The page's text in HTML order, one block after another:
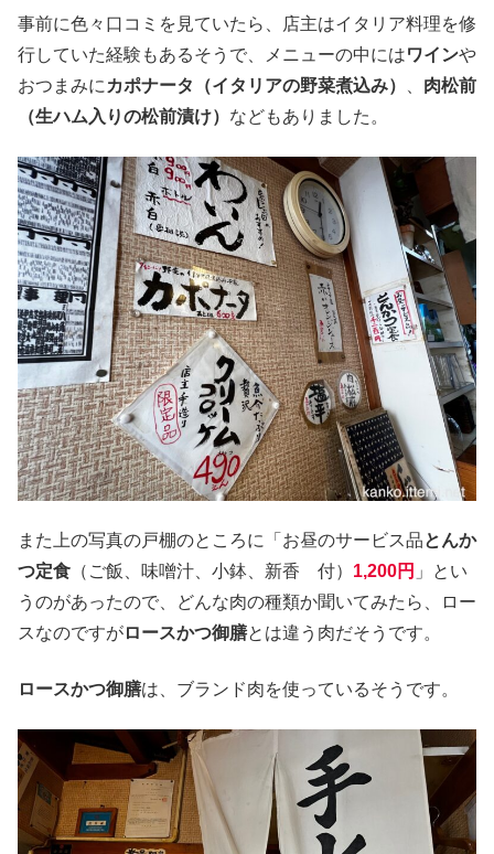
事前に色々口コミを見ていたら、店主はイタリア料理を修
行していた経験もあるそうで、メニューの中にはワインや
おつまみに カポナータ（イタリアの野菜煮込み）
肉松前
（生ハム入りの松前漬け） などもありました。
また上の写真の戸棚のところに「お昼のサービス品とんか
つ定食 （ご飯、味噌汁、小鉢、新香 付） 1,200円 」とい
うのがあったので、どんな肉の種類か聞いてみたら、ロー
スなのですがロースかつ御膳とは違う肉だそうです。
ロースかつ御膳は、ブランド肉を使っているそうです。